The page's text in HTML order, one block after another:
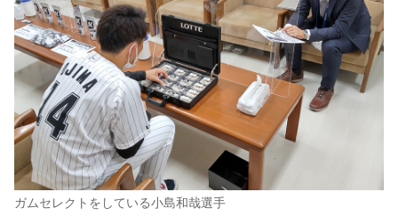
ガムセレクトをしている小島和哉選手